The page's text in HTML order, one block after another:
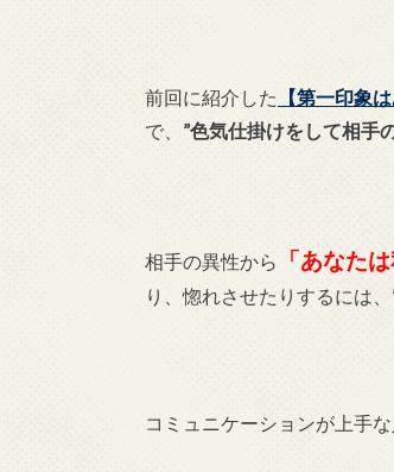
前回に紹介した 【第一印象
で、 ”色気仕掛けをして相手
相手の異性から 「あなた
り、惚れさせたりするには、
コミュニケーションが上手